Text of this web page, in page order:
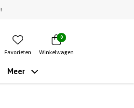
!
Favorieten
0
Winkelwagen
Meer